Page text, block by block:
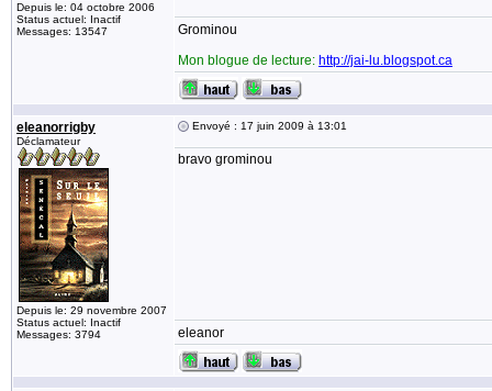
Depuis le: 04 octobre 2006
Status actuel: Inactif
Messages: 13547
Grominou
Mon blogue de lecture: http://jai-lu.blogspot.ca
eleanorrigby
Déclamateur
Depuis le: 29 novembre 2007
Status actuel: Inactif
Messages: 3794
Envoyé : 17 juin 2009 à 13:01
bravo grominou
eleanor